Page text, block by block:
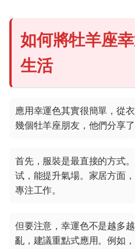
如何將牡羊座
生活
應用幸運色其實很簡單，從
幾個牡羊座朋友，他們分享了
首先，服裝是最直接的方式
试，能提升氣場。家居方面
專注工作。
但要注意，幸運色不是越多
亂，建議重點式應用。例如